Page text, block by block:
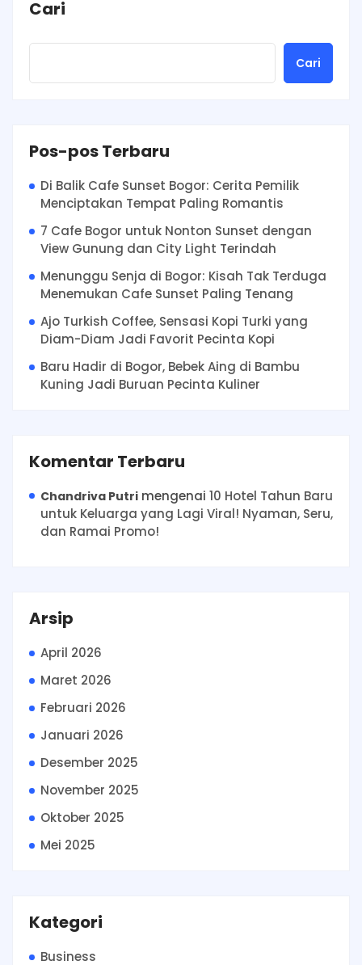
Cari
Cari
Pos-pos Terbaru
Di Balik Cafe Sunset Bogor: Cerita Pemilik
Menciptakan Tempat Paling Romantis
7 Cafe Bogor untuk Nonton Sunset dengan
View Gunung dan City Light Terindah
Menunggu Senja di Bogor: Kisah Tak Terduga
Menemukan Cafe Sunset Paling Tenang
Ajo Turkish Coffee, Sensasi Kopi Turki yang
Diam-Diam Jadi Favorit Pecinta Kopi
Baru Hadir di Bogor, Bebek Aing di Bambu
Kuning Jadi Buruan Pecinta Kuliner
Komentar Terbaru
Chandriva Putri mengenai 10 Hotel Tahun Baru
untuk Keluarga yang Lagi Viral! Nyaman, Seru,
dan Ramai Promo!
Arsip
April 2026
Maret 2026
Februari 2026
Januari 2026
Desember 2025
November 2025
Oktober 2025
Mei 2025
Kategori
Business